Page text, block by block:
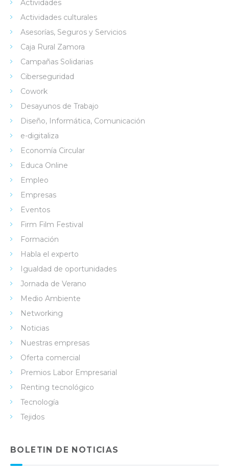
Actividades
Actividades culturales
Asesorías, Seguros y Servicios
Caja Rural Zamora
Campañas Solidarias
Ciberseguridad
Cowork
Desayunos de Trabajo
Diseño, Informática, Comunicación
e-digitaliza
Economía Circular
Educa Online
Empleo
Empresas
Eventos
Firm Film Festival
Formación
Habla el experto
Igualdad de oportunidades
Jornada de Verano
Medio Ambiente
Networking
Noticias
Nuestras empresas
Oferta comercial
Premios Labor Empresarial
Renting tecnológico
Tecnología
Tejidos
BOLETIN DE NOTICIAS